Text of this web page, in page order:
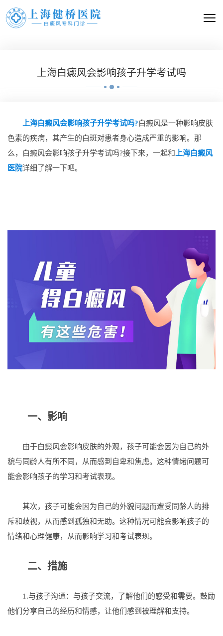
上海白癜风会影响孩子升学考试吗
上海白癜风会影响孩子升学考试吗?白癜风是一种影响皮肤
色素的疾病，其产生的白斑对患者身心造成严重的影响。那
么，白癜风会影响孩子升学考试吗?接下来，一起和
上海白癜风
医院详细了解一下吧。
一、影响
由于白癜风会影响皮肤的外观，孩子可能会因为自己的外
貌与同龄人有所不同，从而感到自卑和焦虑。这种情绪问题可
能会影响孩子的学习和考试表现。
其次，孩子可能会因为自己的外貌问题而遭受同龄人的排
斥和歧视，从而感到孤独和无助。这种情况可能会影响孩子的
情绪和心理健康，从而影响学习和考试表现。
二、措施
1.与孩子沟通：与孩子交流，了解他们的感受和需要。鼓励
他们分享自己的经历和情感，让他们感到被理解和支持。